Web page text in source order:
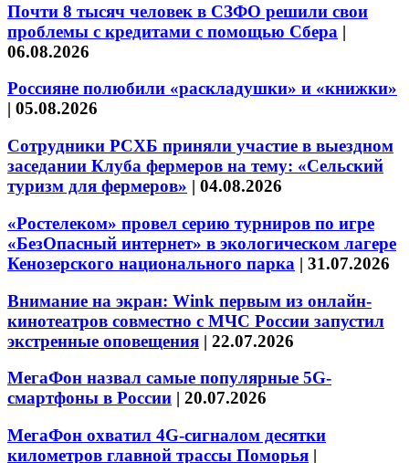
Почти 8 тысяч человек в СЗФО решили свои
проблемы с кредитами с помощью Сбера |
06.08.2026
Россияне полюбили «раскладушки» и «книжки»
| 05.08.2026
Сотрудники РСХБ приняли участие в выездном
заседании Клуба фермеров на тему: «Сельский
туризм для фермеров» | 04.08.2026
«Ростелеком» провел серию турниров по игре
«БезОпасный интернет» в экологическом лагере
Кенозерского национального парка | 31.07.2026
Внимание на экран: Wink первым из онлайн-
кинотеатров совместно с МЧС России запустил
экстренные оповещения | 22.07.2026
МегаФон назвал самые популярные 5G-
смартфоны в России | 20.07.2026
МегаФон охватил 4G-сигналом десятки
километров главной трассы Поморья |